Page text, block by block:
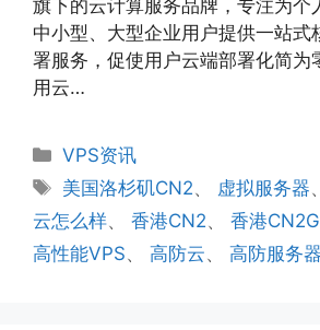
旗下的云计算服务品牌，专注为个
中小型、大型企业用户提供一站式
署服务，促使用户云端部署化简为
用云…
分
类
VPS资讯
标
签
美国洛杉矶CN2、 虚拟服务器
云怎么样、 香港CN2、 香港
高性能VPS、 高防云、 高防服务器